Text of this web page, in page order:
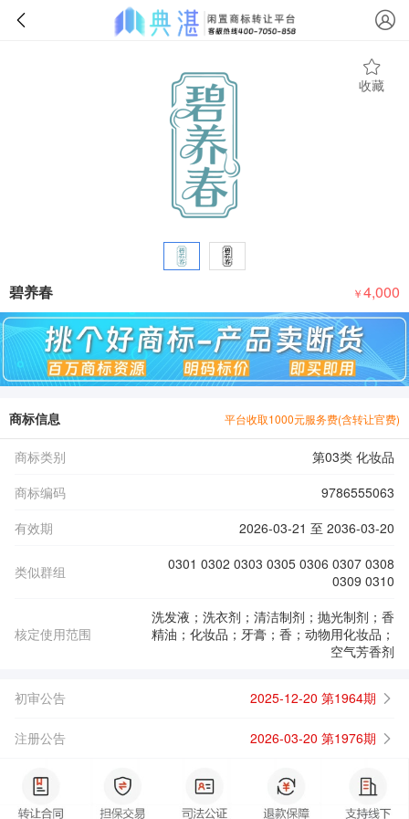
收藏
碧养春 ￥4,000
商标信息 平台收取1000元服务费(含转让官费)
商标类别
第03类 化妆品
商标编码
9786555063
有效期
2026-03-21 至 2036-03-20
类似群组
0301 0302 0303 0305 0306 0307 0308
0309 0310
核定使用范围
洗发液；洗衣剂；清洁制剂；抛光制剂；香
精油；化妆品；牙膏；香；动物用化妆品；
空气芳香剂
初审公告 2025-12-20 第1964期
注册公告 2026-03-20 第1976期